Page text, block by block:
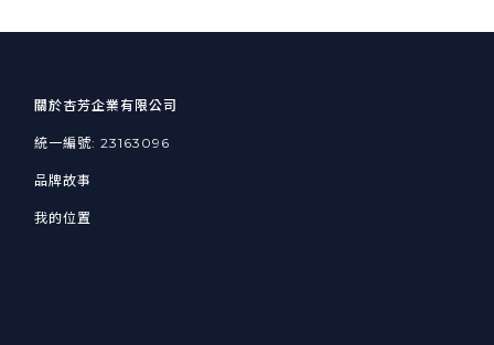
3.布質隔離衣與防水隔離衣的差異
一、隔離衣和防護衣的區別
關於杏芳企業有限公司
統一編號: 23163096
品牌故事
我的位置